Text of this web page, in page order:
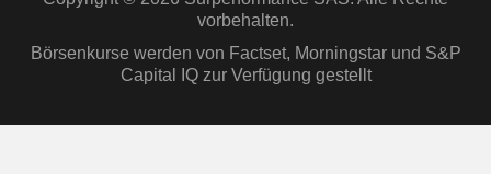
vorbehalten.
Börsenkurse werden von Factset, Morningstar und S&P
Capital IQ zur Verfügung gestellt